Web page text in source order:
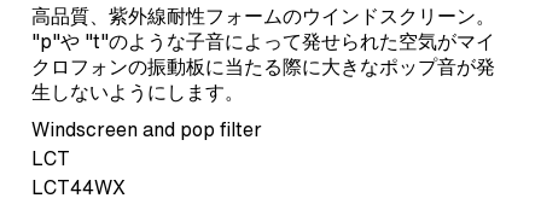
高品質、紫外線耐性フォームのウインドスクリーン。
"p"や "t"のような子音によって発せられた空気がマイ
クロフォンの振動板に当たる際に大きなポップ音が発
生しないようにします。
Windscreen and pop filter
LCT
LCT44WX